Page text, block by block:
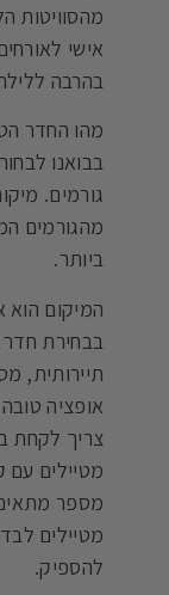
מהסוויטות
אישי
בהרבה
מהו החדר
בבואנו
גורמים.
מהגורמים
ביותר.
המיקום הוא
בבחירת
תיירותית,
אופציה
צריך לקחת
מטיילים עם
מספר
מטיילים
להספיק.